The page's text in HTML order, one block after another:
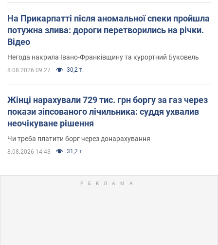
На Прикарпатті після аномальної спеки пройшла
потужна злива: дороги перетворились на річки.
Відео
Негода накрила Івано-Франківщину та курортний Буковель
8.08.2026 09:27 30,2 т.
Жінці нарахували 729 тис. грн боргу за газ через
покази зіпсованого лічильника: суддя ухвалив
неочікуване рішення
Чи треба платити борг через донарахування
8.08.2026 14:43 31,2 т.